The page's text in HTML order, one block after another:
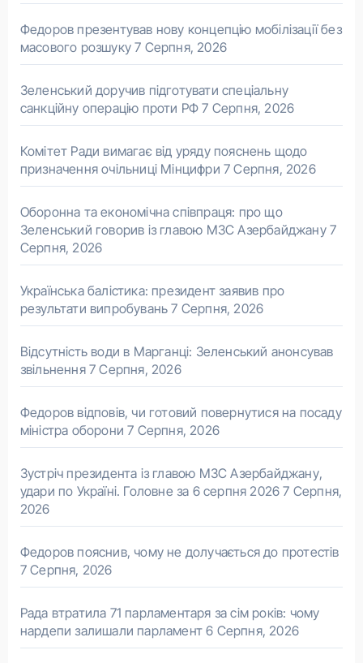
Федоров презентував нову концепцію мобілізації без
масового розшуку 7 Серпня, 2026
Зеленський доручив підготувати спеціальну
санкційну операцію проти РФ 7 Серпня, 2026
Комітет Ради вимагає від уряду пояснень щодо
призначення очільниці Мінцифри 7 Серпня, 2026
Оборонна та економічна співпраця: про що
Зеленський говорив із главою МЗС Азербайджану 7
Серпня, 2026
Українська балістика: президент заявив про
результати випробувань 7 Серпня, 2026
Відсутність води в Марганці: Зеленський анонсував
звільнення 7 Серпня, 2026
Федоров відповів, чи готовий повернутися на посаду
міністра оборони 7 Серпня, 2026
Зустріч президента із главою МЗС Азербайджану,
удари по Україні. Головне за 6 серпня 2026 7 Серпня,
2026
Федоров пояснив, чому не долучається до протестів
7 Серпня, 2026
Рада втратила 71 парламентаря за сім років: чому
нардепи залишали парламент 6 Серпня, 2026